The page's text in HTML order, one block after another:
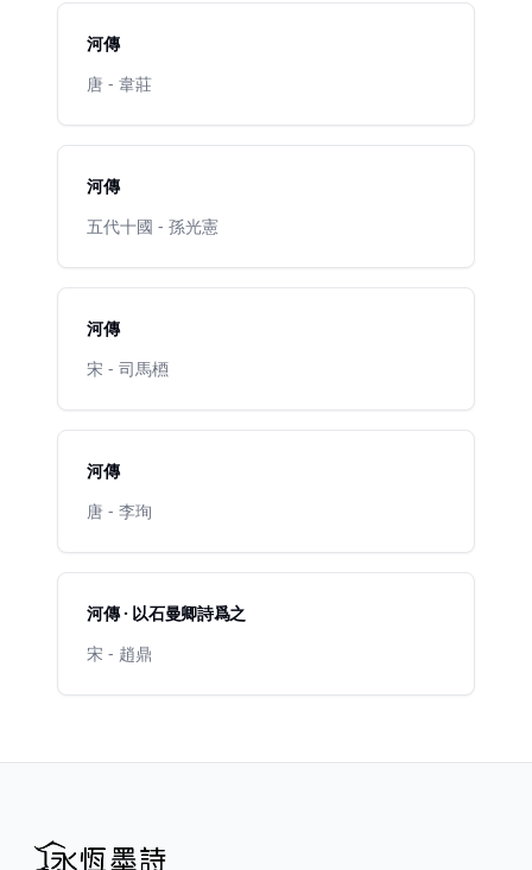
河傳
唐 - 韋莊
河傳
五代十國 - 孫光憲
河傳
宋 - 司馬槱
河傳
唐 - 李珣
河傳 · 以石曼卿詩爲之
宋 - 趙鼎